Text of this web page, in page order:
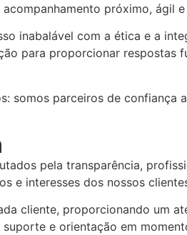
próximo, ágil
inabalável com a ética e a
para proporcionar
somos parceiros de confiança
pela transparência,
e interesses dos nossos
cliente, proporcionando um
e orientação em